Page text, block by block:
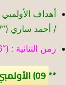
أهداف
/ أحمد ساري (“37،”68) / محمد إبراهيم (“66)
زمن الثنائية : (“06) دقائق
**09) الأولمبي|أحمد ساري